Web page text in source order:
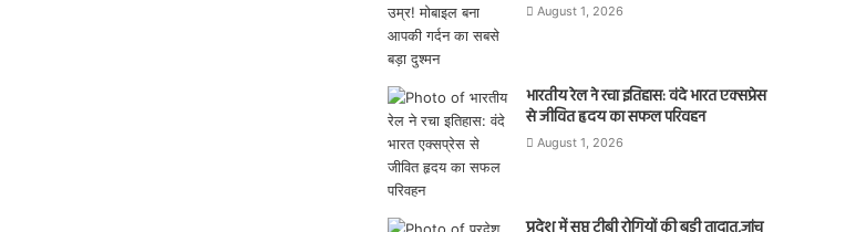
August 1, 2026
भारतीय रेल ने रचा इतिहास: वंदे भारत एक्सप्रेस
से जीवित हृदय का सफल परिवहन
August 1, 2026